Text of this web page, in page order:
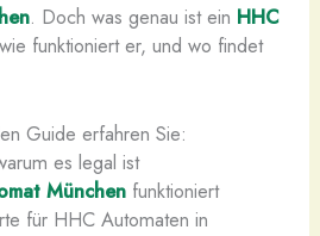
. Doch was genau ist ein HHC
funktioniert er, und wo findet
Guide erfahren Sie:
es legal ist
Münchenfunktioniert
für HHC Automaten in